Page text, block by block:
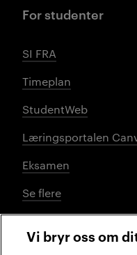
For studenter
SI FRA
Timeplan
StudentWeb
Læringsportalen
Eksamen
Se flere
Sosiale medier
Vi bryr oss om